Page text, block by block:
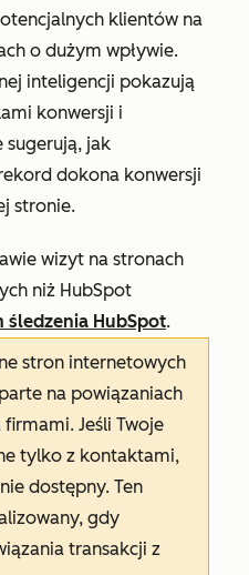
klientów na
o dużym wpływie.
inteligencji pokazują
konwersji i
jak
dokona konwersji
stronie.
wizyt na stronach
niż HubSpot
HubSpot.
stron internetowych
na powiązaniach
Jeśli Twoje
tylko z kontaktami,
dostępny. Ten
gdy
transakcji z